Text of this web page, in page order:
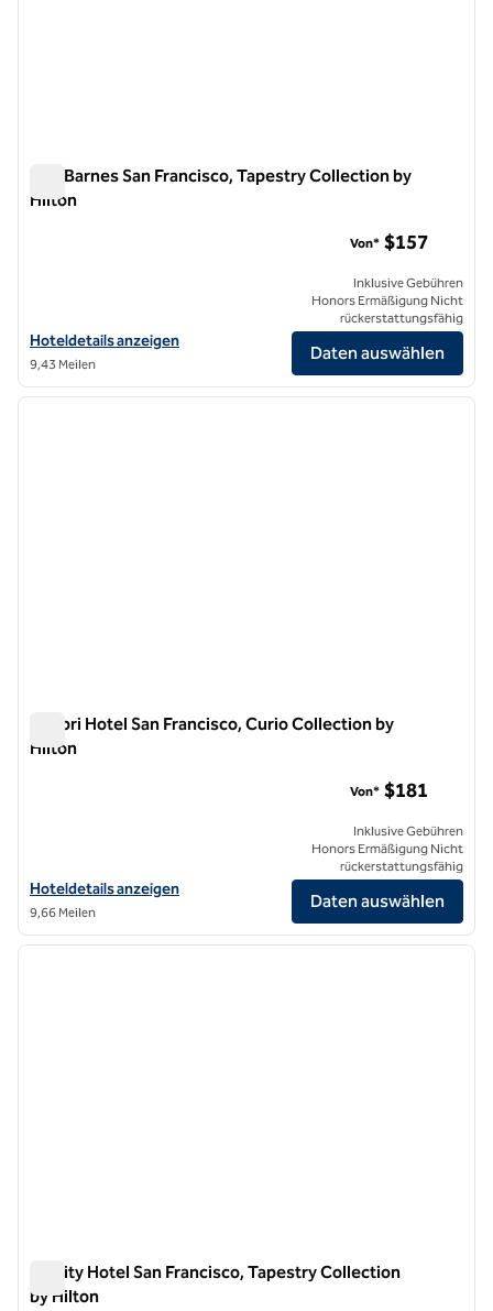
The Barnes San Francisco, Tapestry Collection by
Hilton
Hoteldetails für The Barnes San Francisco, Tapestry Collection by
Hoteldetails anzeigen
9,43 Meilen
Von* $157
Inklusive Gebühren
Honors Ermäßigung Nicht
rückerstattungsfähig
Daten auswählen
1/12
1 von 12
Timbri Hotel San Francisco, Curio Collection by
Hilton
Hoteldetails für das Timbri Hotel San Francisco, Curio Collection by
Hoteldetails anzeigen
9,66 Meilen
Von* $181
Inklusive Gebühren
Honors Ermäßigung Nicht
rückerstattungsfähig
Daten auswählen
1/12
1 von 12
Infinity Hotel San Francisco, Tapestry Collection
by Hilton